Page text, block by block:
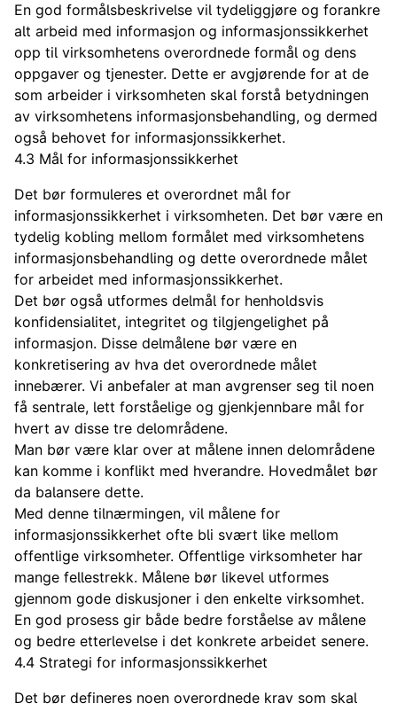
En god formålsbeskrivelse vil tydeliggjøre og forankre
alt arbeid med informasjon og informasjonssikkerhet
opp til virksomhetens overordnede formål og dens
oppgaver og tjenester. Dette er avgjørende for at de
som arbeider i virksomheten skal forstå betydningen
av virksomhetens informasjonsbehandling, og dermed
også behovet for informasjonssikkerhet.
4.3 Mål for informasjonssikkerhet
Det bør formuleres et overordnet mål for
informasjonssikkerhet i virksomheten. Det bør være en
tydelig kobling mellom formålet med virksomhetens
informasjonsbehandling og dette overordnede målet
for arbeidet med informasjonssikkerhet.
Det bør også utformes delmål for henholdsvis
konfidensialitet, integritet og tilgjengelighet på
informasjon. Disse delmålene bør være en
konkretisering av hva det overordnede målet
innebærer. Vi anbefaler at man avgrenser seg til noen
få sentrale, lett forståelige og gjenkjennbare mål for
hvert av disse tre delområdene.
Man bør være klar over at målene innen delområdene
kan komme i konflikt med hverandre. Hovedmålet bør
da balansere dette.
Med denne tilnærmingen, vil målene for
informasjonssikkerhet ofte bli svært like mellom
offentlige virksomheter. Offentlige virksomheter har
mange fellestrekk. Målene bør likevel utformes
gjennom gode diskusjoner i den enkelte virksomhet.
En god prosess gir både bedre forståelse av målene
og bedre etterlevelse i det konkrete arbeidet senere.
4.4 Strategi for informasjonssikkerhet
Det bør defineres noen overordnede krav som skal